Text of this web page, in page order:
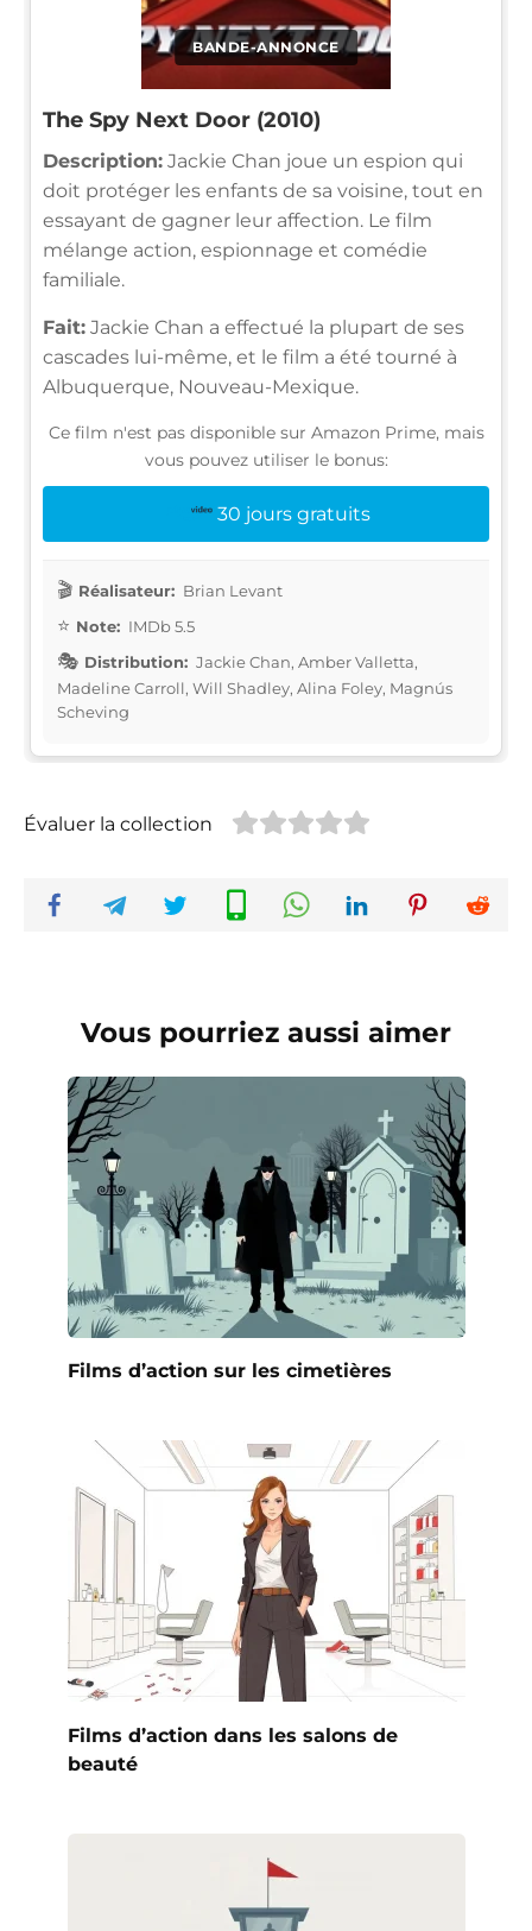
BANDE-ANNONCE
The Spy Next Door (2010)
Description: Jackie Chan joue un espion qui
doit protéger les enfants de sa voisine, tout en
essayant de gagner leur affection. Le film
mélange action, espionnage et comédie
familiale.
Fait: Jackie Chan a effectué la plupart de ses
cascades lui-même, et le film a été tourné à
Albuquerque, Nouveau-Mexique.
Ce film n'est pas disponible sur Amazon Prime, mais
vous pouvez utiliser le bonus:
30 jours gratuits
Réalisateur: Brian Levant
Note: IMDb 5.5
Distribution: Jackie Chan, Amber Valletta,
Madeline Carroll, Will Shadley, Alina Foley, Magnús
Scheving
Évaluer la collection
Vous pourriez aussi aimer
Films d’action sur les cimetières
Films d’action dans les salons de
beauté